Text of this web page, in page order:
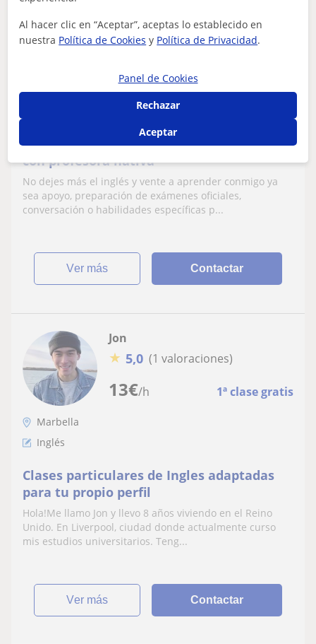
★ 5,0 (10 valoraciones)
Marbella
Aprende inglés pero de verdad esta vez
con profesora nativa
No dejes más el inglés y vente a aprender conmigo ya
sea apoyo, preparación de exámenes oficiales,
conversación o habilidades específicas p...
ver más Contactar
13€/h 1ª clase gratis
Jon
★ 5,0 (1 valoraciones)
Marbella
Inglés
Clases particulares de Ingles adaptadas
para tu propio perfil
Hola!Me llamo Jon y llevo 8 años viviendo en el Reino
Unido. En Liverpool, ciudad donde actualmente curso
mis estudios universitarios. Teng...
ver más Contactar
Al hacer clic en “Aceptar”, aceptas lo establecido en
nuestra Política de Cookies y Política de Privacidad.
Panel de Cookies
Rechazar
Aceptar